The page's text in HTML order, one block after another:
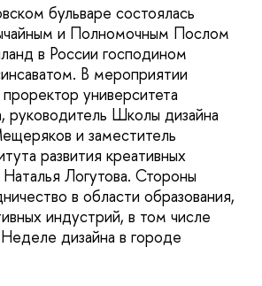
бульваре состоялась
и Полномочным Послом
в России господином
В мероприятии
университета
руководитель Школы дизайна
и заместитель
развития креативных
Логутова. Стороны
в области образования,
индустрий, в том числе
дизайна в городе